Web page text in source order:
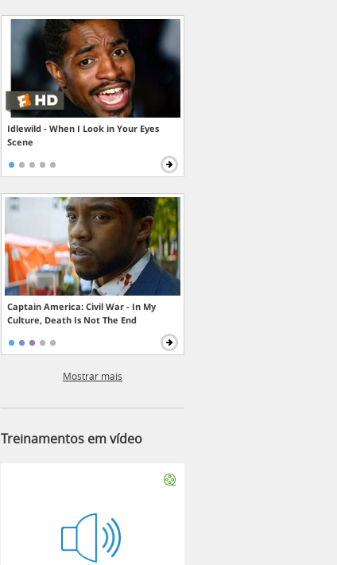
Idlewild - When I Look in Your Eyes
Scene
Captain America: Civil War - In My
Culture, Death Is Not The End
Mostrar mais
Treinamentos em vídeo